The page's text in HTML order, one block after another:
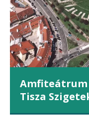
Amfiteátrum
Tisza